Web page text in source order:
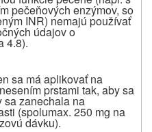
pečeňových enzýmov, so
INR) nemajú používať
údajov o
4.8).
sa má aplikovať na
prstami tak, aby sa
sa zanechala na
(spolumax. 250 mg na
dávku).